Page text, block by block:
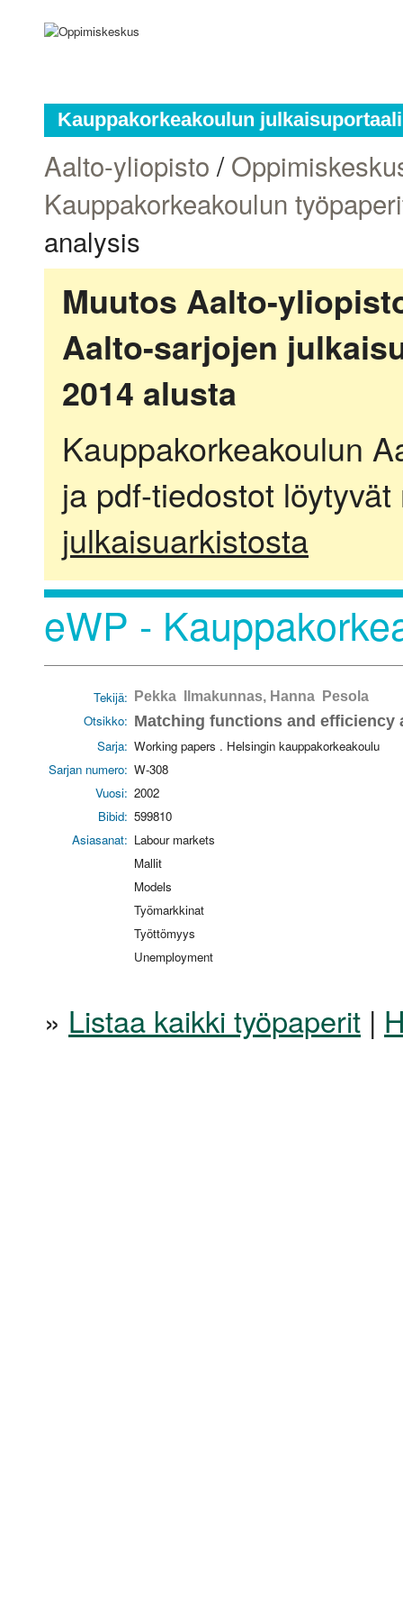
Kauppakorkeakoulun julkaisuportaali
Aalto-yliopisto /
Kauppakorkeakoulun
analysis
Muutos Aalto-
Aalto-sarjojen
2014 alusta
Kauppakorkeakoulun
ja pdf-tiedostot
julkaisuarkistosta
eWP -
Tekijä: Pekka Ilmakunnas, Hanna Pesola
Otsikko: Matching functions and efficiency
Sarja: Working papers . Helsingin kauppakorkeakoulu
Sarjan numero: W-308
Vuosi: 2002
Bibid: 599810
Asiasanat: Labour markets
Mallit
Models
Työmarkkinat
Työttömyys
Unemployment
» Listaa kaikki työpaperit |